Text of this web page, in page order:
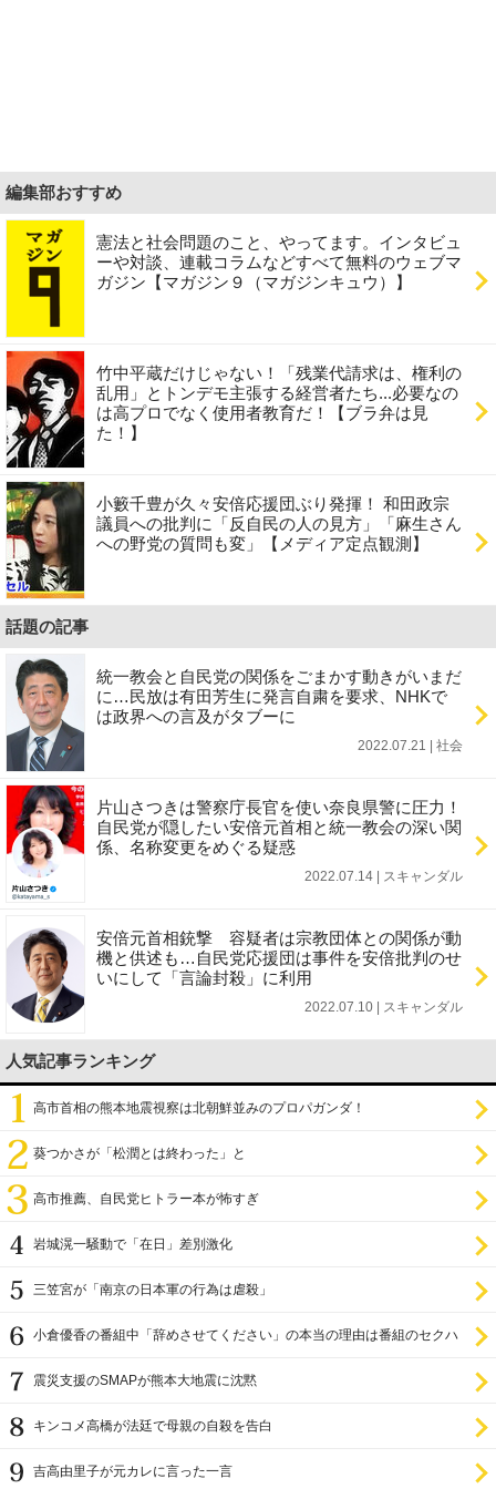
編集部おすすめ
憲法と社会問題のこと、やってます。インタビュ
ーや対談、連載コラムなどすべて無料のウェブマ
ガジン【マガジン９（マガジンキュウ）】
竹中平蔵だけじゃない！「残業代請求は、権利の
乱用」とトンデモ主張する経営者たち...必要なの
は高プロでなく使用者教育だ！【ブラ弁は見
た！】
小籔千豊が久々安倍応援団ぶり発揮！ 和田政宗
議員への批判に「反自民の人の見方」「麻生さん
への野党の質問も変」【メディア定点観測】
話題の記事
統一教会と自民党の関係をごまかす動きがいまだ
に…民放は有田芳生に発言自粛を要求、NHKで
は政界への言及がタブーに
2022.07.21 | 社会
片山さつきは警察庁長官を使い奈良県警に圧力！
自民党が隠したい安倍元首相と統一教会の深い関
係、名称変更をめぐる疑惑
2022.07.14 | スキャンダル
安倍元首相銃撃 容疑者は宗教団体との関係が動
機と供述も…自民党応援団は事件を安倍批判のせ
いにして「言論封殺」に利用
2022.07.10 | スキャンダル
人気記事ランキング
高市首相の熊本地震視察は北朝鮮並みのプロパガンダ！
葵つかさが「松潤とは終わった」と
高市推薦、自民党ヒトラー本が怖すぎ
岩城滉一騒動で「在日」差別激化
三笠宮が「南京の日本軍の行為は虐殺」
小倉優香の番組中「辞めさせてください」の本当の理由は番組のセクハ
震災支援のSMAPが熊本大地震に沈黙
キンコメ高橋が法廷で母親の自殺を告白
吉高由里子が元カレに言った一言